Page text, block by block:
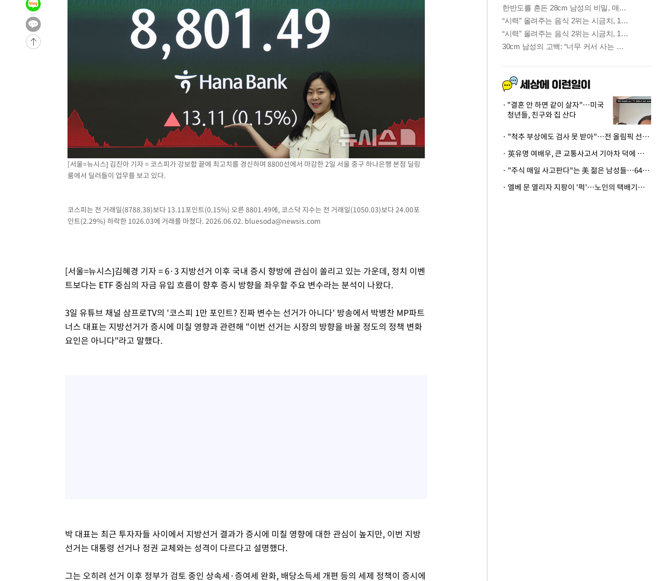
42.08%·宋 10.17%
-20595초 전 >
이강인 "아틀레티코 이적 기뻐…등번호 7번 의미보단 팀 위해 뛸
것"
-20530초 전 >
[속보]與 당대표 경선, 제주·인천 권리당원 투표 김민석 승리
-14304초 전 >
낮 최고 35도 '무더위'…동해안 시간당 30㎜ '강한 비'[내일날씨]
-13574초 전 >
[속보]이강인 "감독님이 원하는 마음 느꼈고, 많은 트로피 원해 아
온열질환 사망자 3명 늘어…누적 환자 3000명 돌파
강릉에 시간당 81.4㎜ 물폭탄…도로 잠기고 담벼락 붕괴
선재도서 해루질 나섰다 실종 60대, 닷새 만에 숨진 채 발견
남자 농구, 나고야 아시안게임서 '홈팀' 일본과 한일전
여수 오동도 해상서 모터보트 전복…1명 사망·1명 실종
극한폭염 한풀 꺾이지만…'낮 최고 35도' 무더위, 열대야 계속[다음주
축구협회 "압수수색·성접대 논란 사과…쇄신의 기회로 삼겠다"
[속보]뉴욕증시 상승 마감…S&P 0.6% 나스닥 1.3%↑
[서울=뉴시스] 김진아 기자 = 코스피가 강보합 끝에 최고치를 경신하며 8800선에서 마감한 2일 서울 중구 하나은행 본점 딜링
룸에서 딜러들이 업무를 보고 있다.
코스피는 전 거래일(8788.38)보다 13.11포인트(0.15%) 오른 8801.49에, 코스닥 지수는 전 거래일(1050.03)보다 24.00포
인트(2.29%) 하락한 1026.03에 거래를 마쳤다. 2026.06.02. bluesoda@newsis.com
[서울=뉴시스]김혜경 기자 = 6·3 지방선거 이후 국내 증시 향방에 관심이 쏠리고 있는 가운데, 정치 이벤
트보다는 ETF 중심의 자금 유입 흐름이 향후 증시 방향을 좌우할 주요 변수라는 분석이 나왔다.
3일 유튜브 채널 삼프로TV의 '코스피 1만 포인트? 진짜 변수는 선거가 아니다' 방송에서 박병찬 MP파트
너스 대표는 지방선거가 증시에 미칠 영향과 관련해 "이번 선거는 시장의 방향을 바꿀 정도의 정책 변화
요인은 아니다"라고 말했다.
박 대표는 최근 투자자들 사이에서 지방선거 결과가 증시에 미칠 영향에 대한 관심이 높지만, 이번 지방
선거는 대통령 선거나 정권 교체와는 성격이 다르다고 설명했다.
그는 오히려 선거 이후 정부가 검토 중인 상속세·증여세 완화, 배당소득세 개편 등의 세제 정책이 증시에
"결혼 안 하면 같이 살자"…미국
청년들, 친구와 집 산다
· "척추 부상에도 검사 못 받아"…전 올림픽 선수, 美봅슬레이협회 상대 소송
· 英유명 여배우, 큰 교통사고서 기아차 덕에 살았다
· "주식 매일 사고판다"는 美 젊은 남성들…64%가 "나는 인생의 패배자“
· 엘베 문 열리자 지팡이 '퍽'…노인의 택배기사 폭행 이유